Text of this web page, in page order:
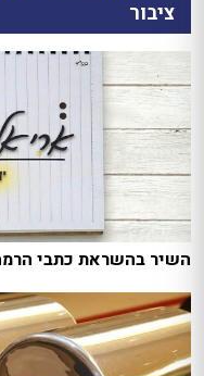
ציבור
השיר בהשראת כתבי